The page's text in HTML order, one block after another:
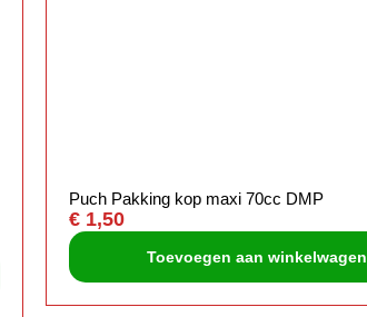
Puch Pakking kop maxi 70cc DMP
€ 1,50
Toevoegen aan winkelwagen